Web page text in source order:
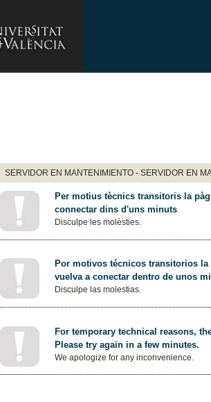
SERVIDOR EN MANTENIMIENTO - SERVIDOR EN
Per motius tècnics transitoris la
connectar dins d'uns minuts
Disculpe les molèsties.
Por motivos técnicos transitorios
vuelva a conectar dentro de unos
Disculpe las molestias.
For temporary technical reasons,
Please try again in a few minutes.
We apologize for any inconvenience.